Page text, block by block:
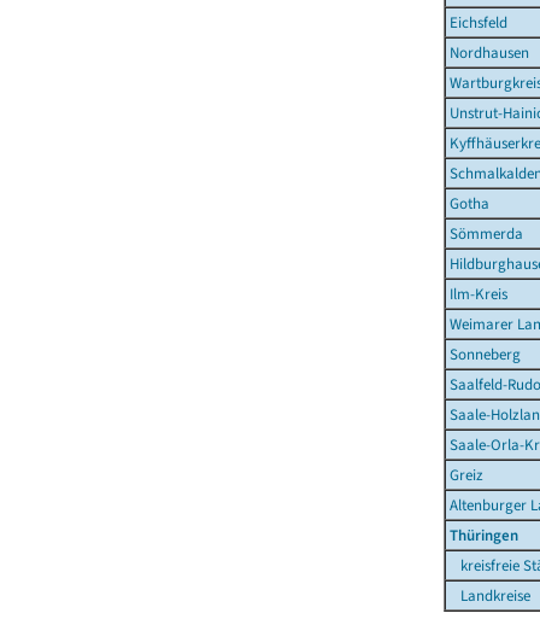
Eichsfeld
Nordhausen
Unstrut-
Gotha
Sömmerda
Ilm-Kreis
Weimarer
Sonneberg
Saalfeld-
Saale-
Saale-Orla-
Greiz
Altenburger
Thüringen
kreisfreie
Landkreise